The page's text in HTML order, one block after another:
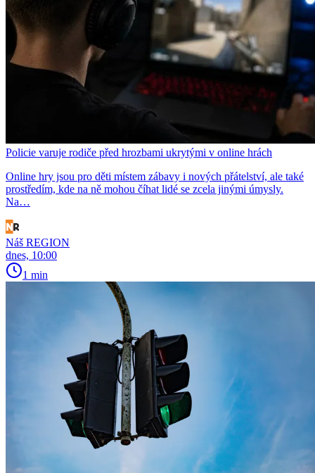
Policie varuje rodiče před hrozbami ukrytými v online hrách
Online hry jsou pro děti místem zábavy i nových přátelství, ale také
prostředím, kde na ně mohou číhat lidé se zcela jinými úmysly.
Na…
Náš REGION
dnes, 10:00
1 min